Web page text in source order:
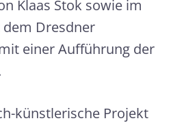
Klaas Stok sowie im
Dresdner
einer Aufführung der
künstlerische Projekt